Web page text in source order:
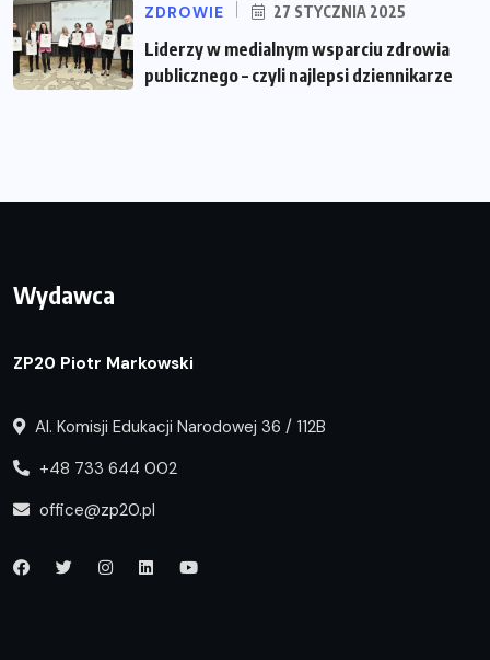
ZDROWIE 27 STYCZNIA 2025
Liderzy w medialnym wsparciu zdrowia
publicznego – czyli najlepsi dziennikarze
Wydawca
ZP20 Piotr Markowski
Al. Komisji Edukacji Narodowej 36 / 112B
+48 733 644 002
office@zp20.pl